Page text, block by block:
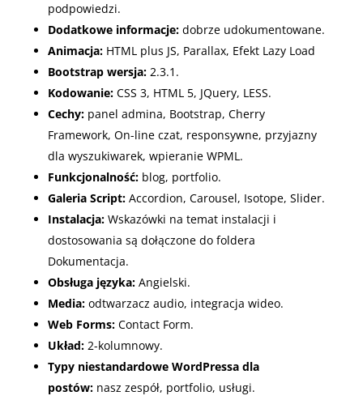
podpowiedzi.
Dodatkowe informacje:dobrze udokumentowane.
Animacja: HTML plus JS, Parallax, Efekt Lazy Load
Bootstrap wersja:2.3.1.
Kodowanie: CSS 3, HTML 5, JQuery, LESS.
Cechy:panel admina, Bootstrap, Cherry
Framework, On-line czat, responsywne, przyjazny
dla wyszukiwarek, wpieranie WPML.
Funkcjonalność:blog, portfolio.
Galeria Script: Accordion, Carousel, Isotope, Slider.
Instalacja:Wskazówki na temat instalacji i
dostosowania są dołączone do foldera
Dokumentacja.
Obsługa języka: Angielski.
Media:odtwarzacz audio, integracja wideo.
Web Forms: Contact Form.
Układ: 2-kolumnowy.
Typy niestandardowe WordPressa dla
postów: nasz zespół, portfolio, usługi.